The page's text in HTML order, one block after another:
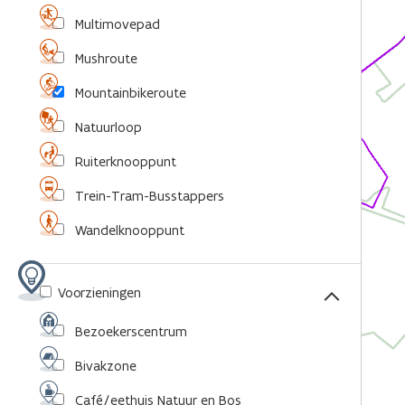
Multimovepad
Mushroute
Mountainbikeroute
Natuurloop
Ruiterknooppunt
Trein-Tram-Busstappers
Wandelknooppunt
Voorzieningen
Bezoekerscentrum
Bivakzone
Café/eethuis Natuur en Bos